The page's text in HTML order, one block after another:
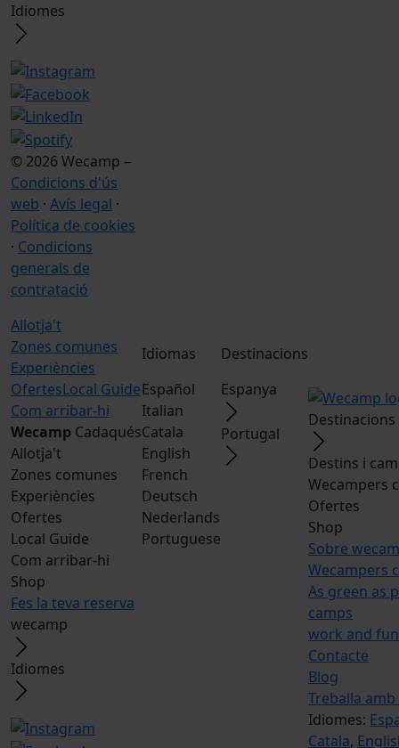
Idiomes
© 2026 Wecamp –
Condicions d'ús
web · Avís legal ·
Política de cookies
· Condicions
generals de
contratació
Allotja't
Zones comunes
Experiències
OfertesLocal Guide
Com arribar-hi
Wecamp Cadaqués
Allotja't
Zones comunes
Experiències
Ofertes
Local Guide
Com arribar-hi
Shop
Fes la teva reserva
wecamp
Idiomes
Idiomas
Español
Italian
Catala
English
French
Deutsch
Nederlands
Portuguese
Destinacions
Espanya
Portugal
Destins i
Wecampers
Ofertes
Shop
Sobre
Wecampers
As green as
camps
work and fun
Contacte
Blog
Treballa
Idiomes:
Catala,